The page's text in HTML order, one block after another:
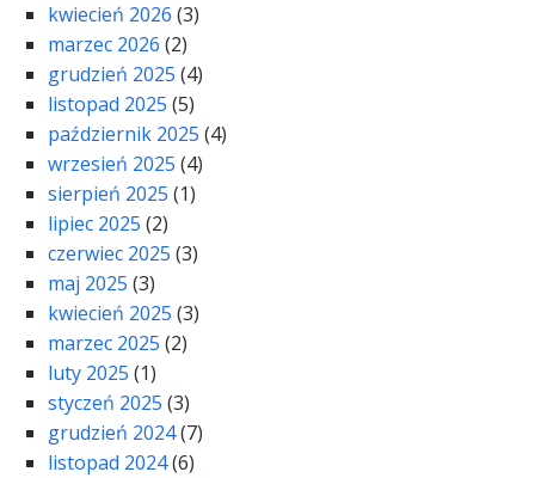
kwiecień 2026 (3)
marzec 2026 (2)
grudzień 2025 (4)
listopad 2025 (5)
październik 2025 (4)
wrzesień 2025 (4)
sierpień 2025 (1)
lipiec 2025 (2)
czerwiec 2025 (3)
maj 2025 (3)
kwiecień 2025 (3)
marzec 2025 (2)
luty 2025 (1)
styczeń 2025 (3)
grudzień 2024(7)
listopad 2024(6)